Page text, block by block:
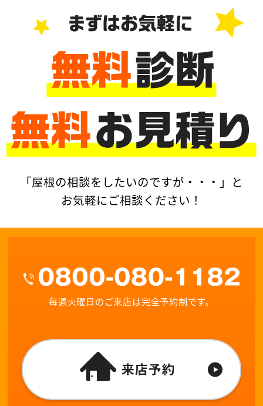
「屋根の相談をしたいのですが・・・」と
お気軽にご相談ください！
毎週火曜日のご来店は完全予約制です。